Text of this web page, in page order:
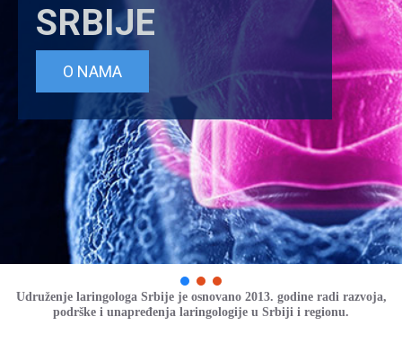
SRBIJE
O NAMA
Udruženje laringologa Srbije je osnovano 2013. godine radi razvoja,
podrške i unapređenja laringologije u Srbiji i regionu.